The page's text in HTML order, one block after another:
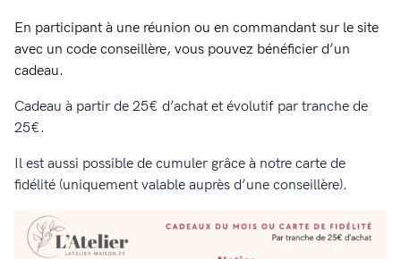
En participant à une réunion ou en commandant sur le site
avec un code conseillère, vous pouvez bénéficier d’un
cadeau.
Cadeau à partir de 25€ d’achat et évolutif par tranche de
25€.
Il est aussi possible de cumuler grâce à notre carte de
fidélité (uniquement valable auprès d’une conseillère).